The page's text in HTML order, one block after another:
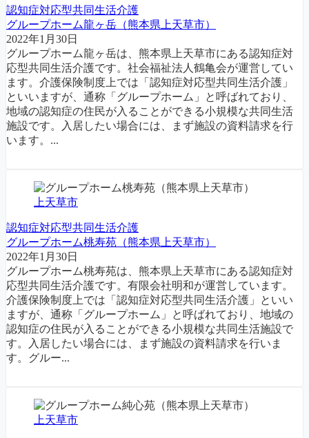
認知症対応型共同生活介護
グループホーム龍ヶ岳（熊本県上天草市）
2022年1月30日
グループホーム龍ヶ岳は、熊本県上天草市にある認知症対
応型共同生活介護です。社会福祉法人鶴亀会が運営してい
ます。介護保険制度上では「認知症対応型共同生活介護」
といいますが、通称「グループホーム」と呼ばれており、
地域の認知症の住民が入ることができる小規模な共同生活
施設です。入居したい場合には、まず施設の資料請求を行
います。...
上天草市
認知症対応型共同生活介護
グループホーム桃寿苑（熊本県上天草市）
2022年1月30日
グループホーム桃寿苑は、熊本県上天草市にある認知症対
応型共同生活介護です。有限会社明和が運営しています。
介護保険制度上では「認知症対応型共同生活介護」といい
ますが、通称「グループホーム」と呼ばれており、地域の
認知症の住民が入ることができる小規模な共同生活施設で
す。入居したい場合には、まず施設の資料請求を行いま
す。グルー...
上天草市